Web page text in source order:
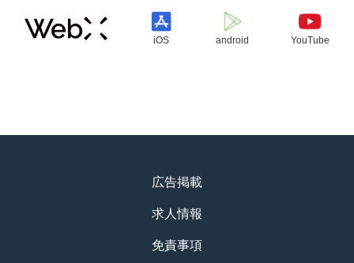
iOS android YouTube
広告掲載
求人情報
免責事項